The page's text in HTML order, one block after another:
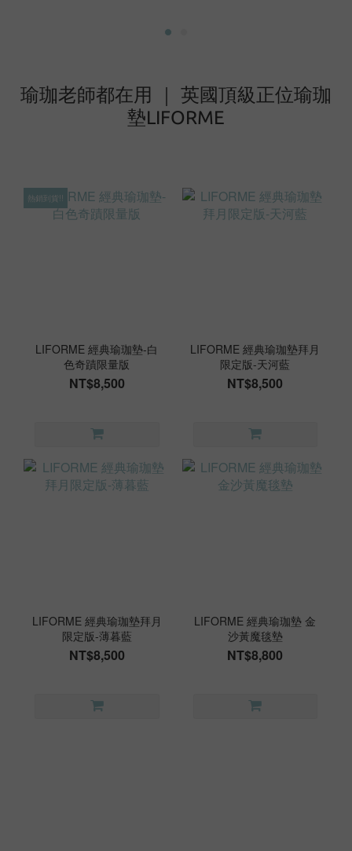
瑜珈老師都在用 ｜ 英國頂級正位瑜珈
墊LIFORME
熱銷到貨!!
LIFORME 經典瑜珈墊-白
色奇蹟限量版
NT$8,500
LIFORME 經典瑜珈墊拜月
限定版-天河藍
NT$8,500
LIFORME 經典瑜珈墊拜月
限定版-薄暮藍
NT$8,500
LIFORME 經典瑜珈墊 金
沙黃魔毯墊
NT$8,800